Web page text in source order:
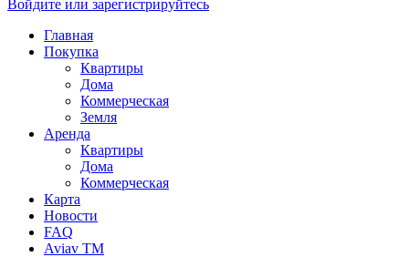
Войдите или зарегистрируйтесь
Главная
Покупка
Квартиры
Дома
Коммерческая
Земля
Аренда
Квартиры
Дома
Коммерческая
Карта
Новости
FAQ
Aviav TM